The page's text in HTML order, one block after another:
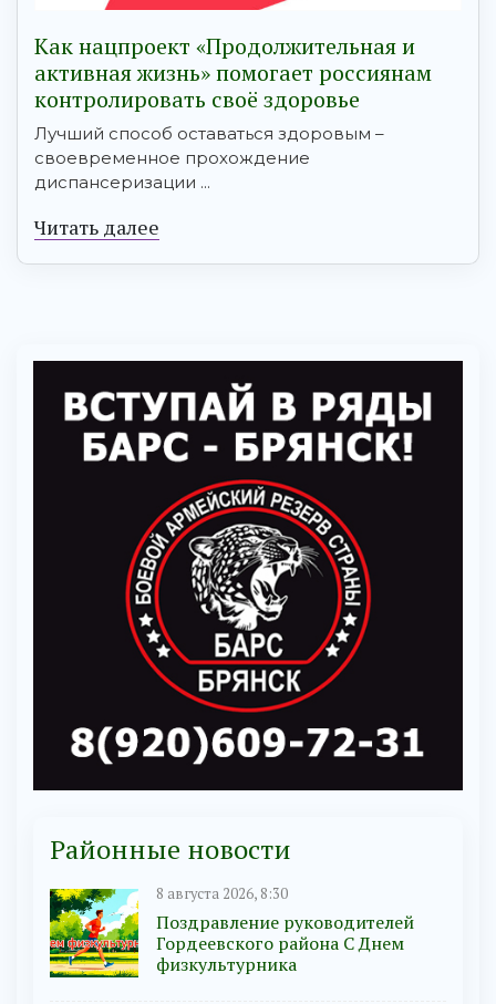
Как нацпроект «Продолжительная и
активная жизнь» помогает россиянам
контролировать своё здоровье
Лучший способ оставаться здоровым –
своевременное прохождение
диспансеризации ...
Читать далее
Районные новости
8 августа 2026, 8:30
Поздравление руководителей
Гордеевского района С Днем
физкультурника